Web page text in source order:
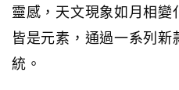
靈感，天文現象如月相
皆是元素，通過一系列
統。